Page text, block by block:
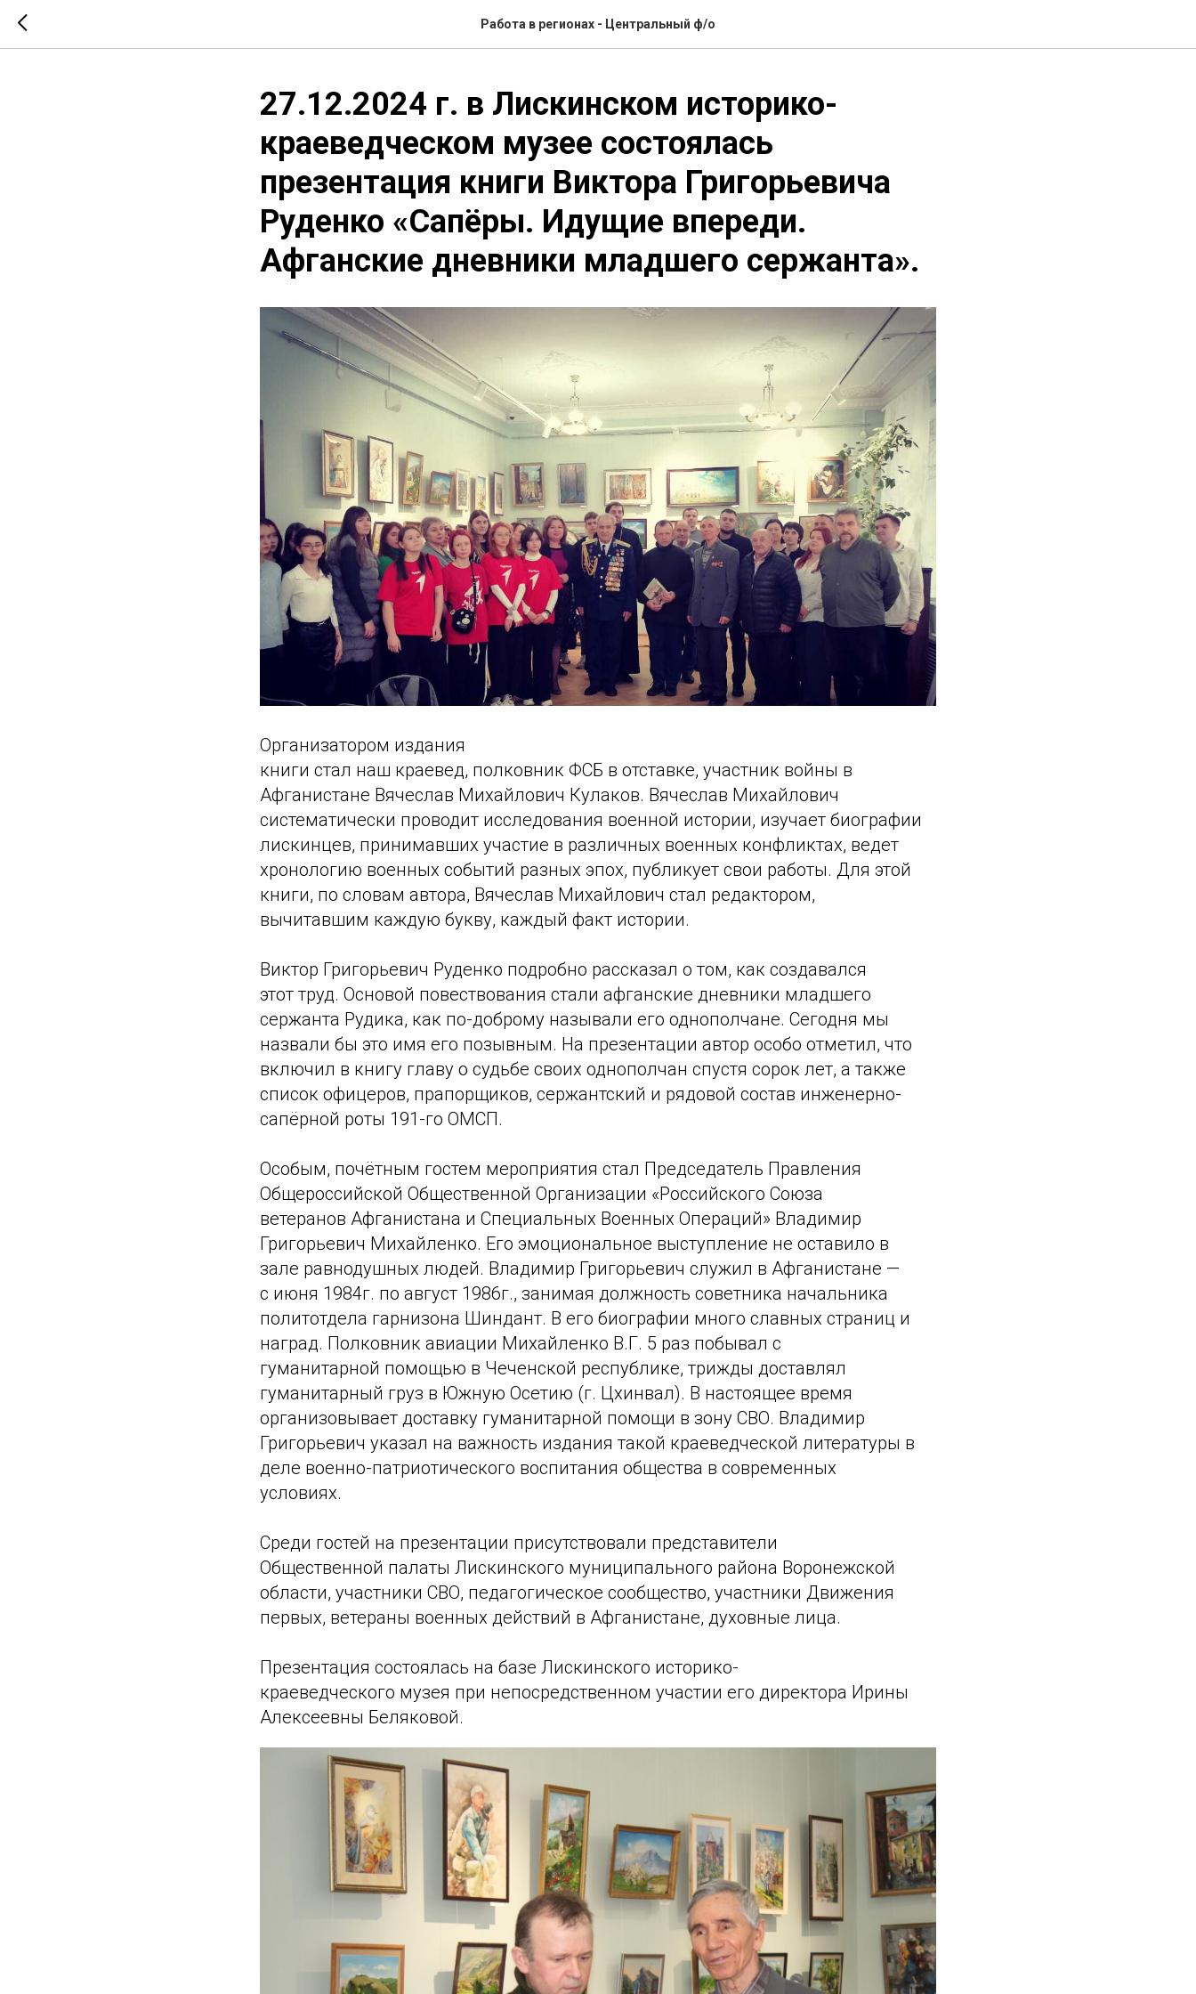
Работа в регионах - Центральный ф/о
27.12.2024 г. в Лискинском историко-
краеведческом музее состоялась
презентация книги Виктора Григорьевича
Руденко «Сапёры. Идущие впереди.
Афганские дневники младшего сержанта».
Организатором издания
книги стал наш краевед, полковник ФСБ в отставке, участник войны в
Афганистане Вячеслав Михайлович Кулаков. Вячеслав Михайлович
систематически проводит исследования военной истории, изучает биографии
лискинцев, принимавших участие в различных военных конфликтах, ведет
хронологию военных событий разных эпох, публикует свои работы. Для этой
книги, по словам автора, Вячеслав Михайлович стал редактором,
вычитавшим каждую букву, каждый факт истории.
Виктор Григорьевич Руденко подробно рассказал о том, как создавался
этот труд. Основой повествования стали афганские дневники младшего
сержанта Рудика, как по-доброму называли его однополчане. Сегодня мы
назвали бы это имя его позывным. На презентации автор особо отметил, что
включил в книгу главу о судьбе своих однополчан спустя сорок лет, а также
список офицеров, прапорщиков, сержантский и рядовой состав инженерно-
сапёрной роты 191-го ОМСП.
Особым, почётным гостем мероприятия стал Председатель Правления
Общероссийской Общественной Организации «Российского Союза
ветеранов Афганистана и Специальных Военных Операций» Владимир
Григорьевич Михайленко. Его эмоциональное выступление не оставило в
зале равнодушных людей. Владимир Григорьевич служил в Афганистане —
с июня 1984г. по август 1986г., занимая должность советника начальника
политотдела гарнизона Шиндант. В его биографии много славных страниц и
наград. Полковник авиации Михайленко В.Г. 5 раз побывал с
гуманитарной помощью в Чеченской республике, трижды доставлял
гуманитарный груз в Южную Осетию (г. Цхинвал). В настоящее время
организовывает доставку гуманитарной помощи в зону СВО. Владимир
Григорьевич указал на важность издания такой краеведческой литературы в
деле военно-патриотического воспитания общества в современных
условиях.
Среди гостей на презентации присутствовали представители
Общественной палаты Лискинского муниципального района Воронежской
области, участники СВО, педагогическое сообщество, участники Движения
первых, ветераны военных действий в Афганистане, духовные лица.
Презентация состоялась на базе Лискинского историко-
краеведческого музея при непосредственном участии его директора Ирины
Алексеевны Беляковой.